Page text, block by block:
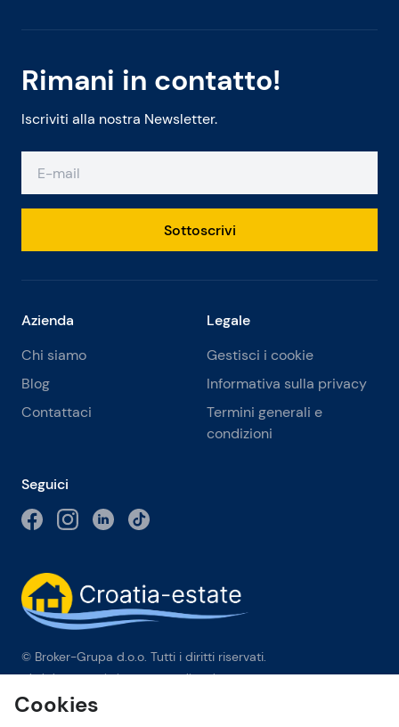
Rimani in contatto!
Iscriviti alla nostra Newsletter.
Sottoscrivi
Azienda
Chi siamo
Blog
Contattaci
Legale
Gestisci i cookie
Informativa sulla privacy
Termini generali e
condizioni
Seguici
© Broker-Grupa d.o.o. Tutti i diritti riservati.
Obala kneza Branimira 1, 21000 Split-Phone: +385 98 384 007
Broker-grupa d.o.o. è membro esclusivo di Forbes Global
Cookies